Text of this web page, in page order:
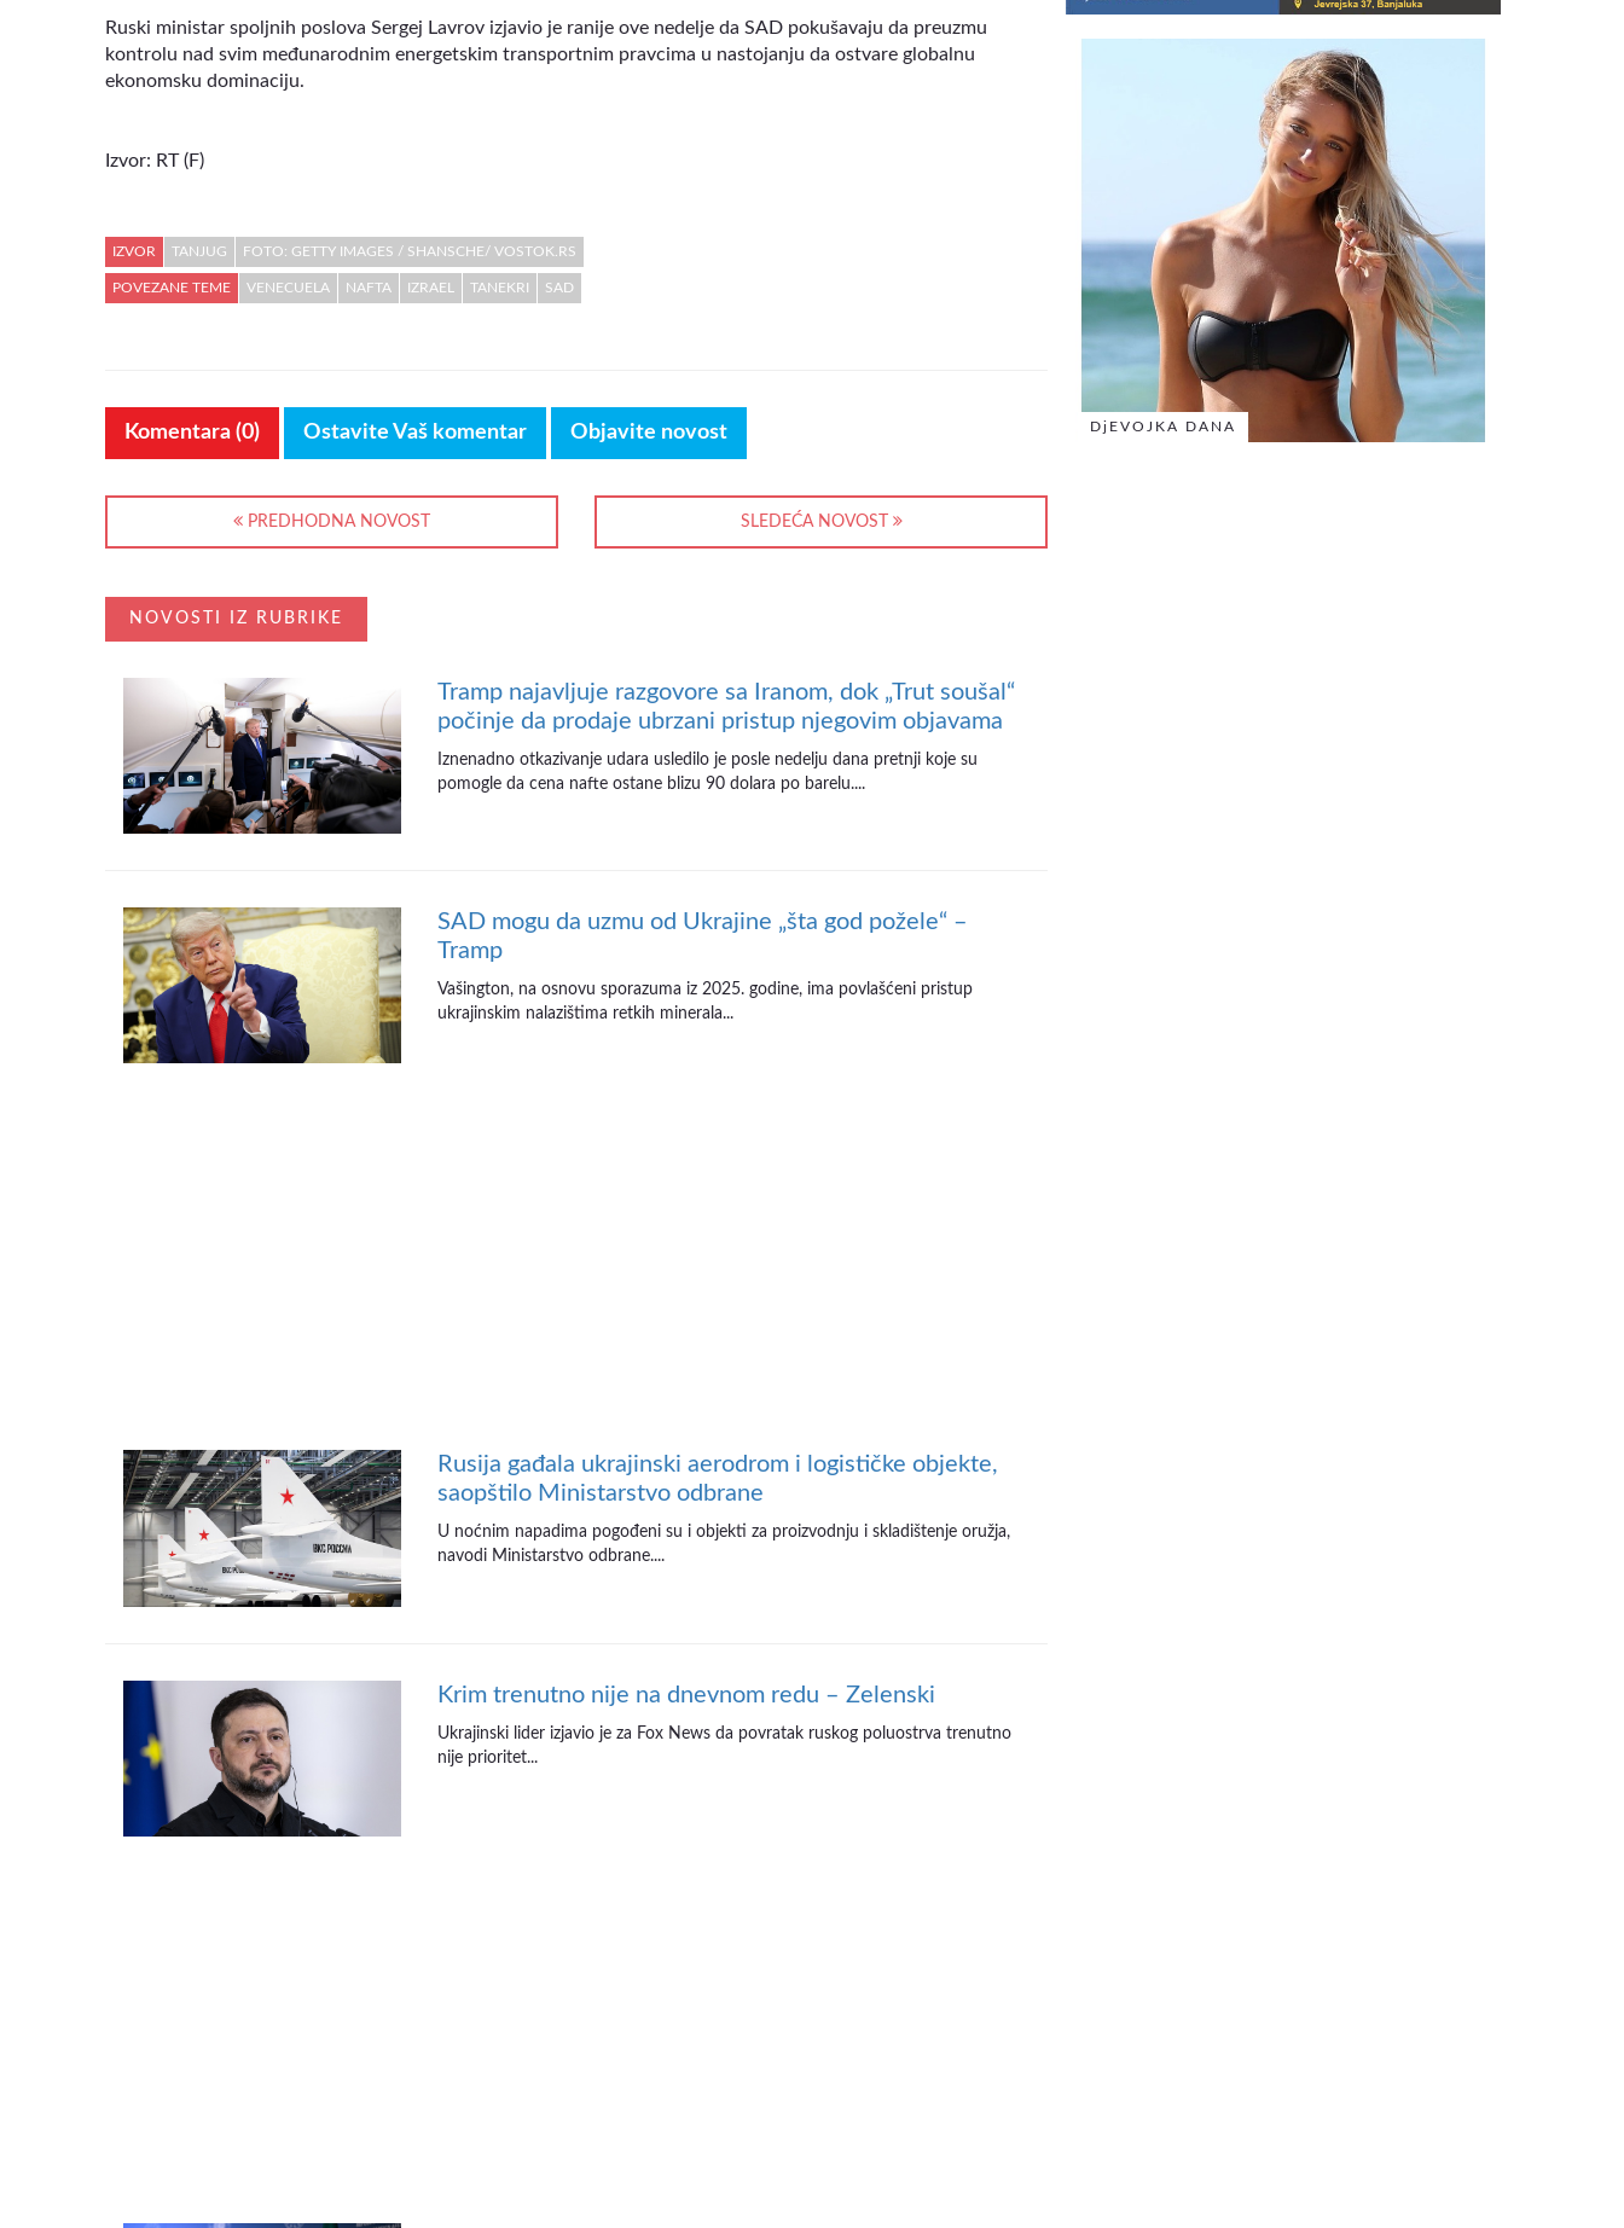
Ruski ministar spoljnih poslova Sergej Lavrov izjavio je ranije ove nedelje da SAD pokušavaju da preuzmu
kontrolu nad svim međunarodnim energetskim transportnim pravcima u nastojanju da ostvare globalnu
ekonomsku dominaciju.
Izvor: RT (F)
IZVOR TANJUG FOTO: GETTY IMAGES / SHANSCHE/ VOSTOK.RS
POVEZANE TEME VENECUELA NAFTA IZRAEL TANEKRI SAD
Komentara (0) Ostavite Vaš komentar Objavite novost
PREDHODNA NOVOST SLEDEĆA NOVOST
NOVOSTI IZ RUBRIKE
Tramp najavljuje razgovore sa Iranom, dok „Trut soušal“
počinje da prodaje ubrzani pristup njegovim objavama
Iznenadno otkazivanje udara usledilo je posle nedelju dana pretnji koje su
pomogle da cena nafte ostane blizu 90 dolara po barelu....
SAD mogu da uzmu od Ukrajine „šta god požele“ –
Tramp
Vašington, na osnovu sporazuma iz 2025. godine, ima povlašćeni pristup
ukrajinskim nalazištima retkih minerala...
Rusija gađala ukrajinski aerodrom i logističke objekte,
saopštilo Ministarstvo odbrane
U noćnim napadima pogođeni su i objekti za proizvodnju i skladištenje oružja,
navodi Ministarstvo odbrane....
Krim trenutno nije na dnevnom redu – Zelenski
Ukrajinski lider izjavio je za Fox News da povratak ruskog poluostrva trenutno
nije prioritet...
DjEVOJKA DANA